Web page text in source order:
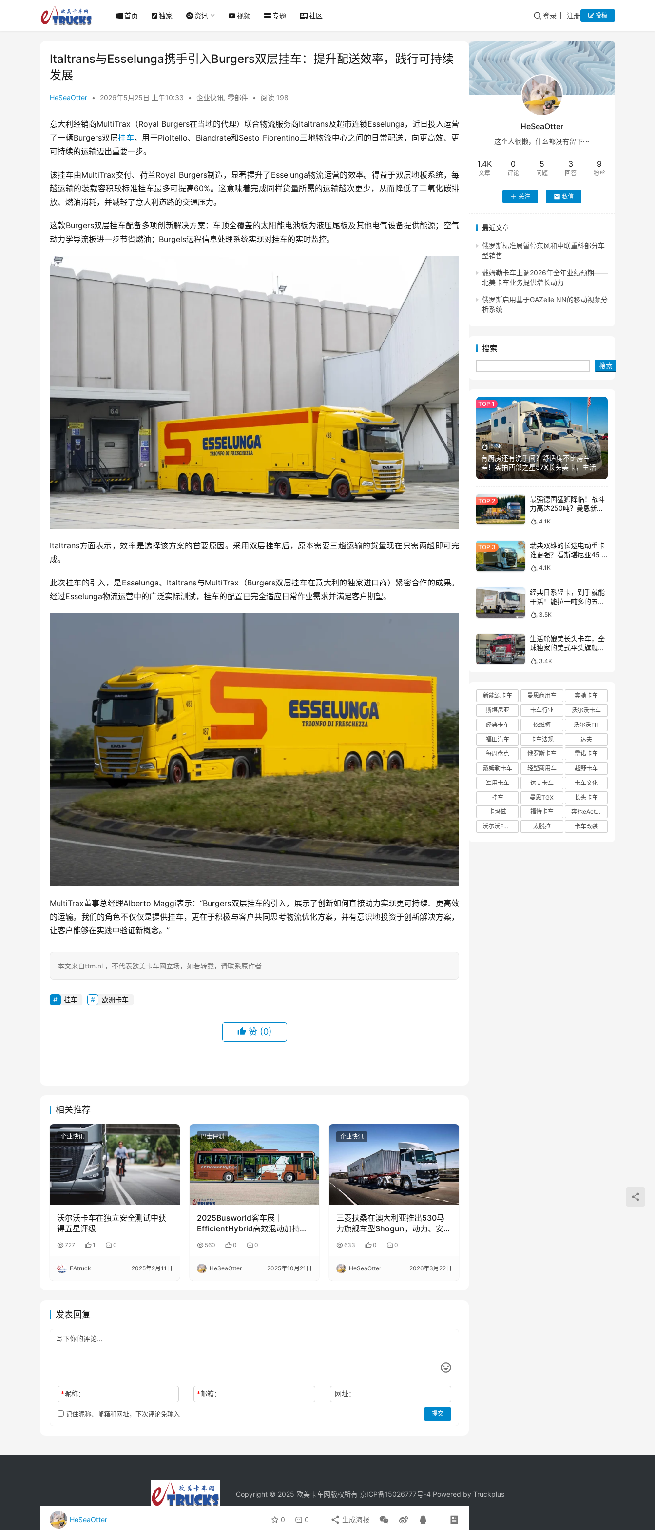
首页 独家 资讯 视频 专题 社区 登录 注册 投稿
Italtrans与Esselunga携手引入Burgers双层挂车：提升配送效率，践行可持续
发展
HeSeaOtter • 2026年5月25日 上午10:33 • 企业快讯, 零部件 • 阅读 198
意大利经销商MultiTrax（Royal Burgers在当地的代理）联合物流服务商Italtrans及超市连锁Esselunga，近日投入运营
了一辆Burgers双层挂车，用于Pioltello、Biandrate和Sesto Fiorentino三地物流中心之间的日常配送，向更高效、更
可持续的运输迈出重要一步。
该挂车由MultiTrax交付、荷兰Royal Burgers制造，显著提升了Esselunga物流运营的效率。得益于双层地板系统，每
趟运输的装载容积较标准挂车最多可提高60%。这意味着完成同样货量所需的运输趟次更少，从而降低了二氧化碳排
放、燃油消耗，并减轻了意大利道路的交通压力。
这款Burgers双层挂车配备多项创新解决方案：车顶全覆盖的太阳能电池板为液压尾板及其他电气设备提供能源；空气
动力学导流板进一步节省燃油；Burgels远程信息处理系统实现对挂车的实时监控。
Italtrans方面表示，效率是选择该方案的首要原因。采用双层挂车后，原本需要三趟运输的货量现在只需两趟即可完
成。
此次挂车的引入，是Esselunga、Italtrans与MultiTrax（Burgers双层挂车在意大利的独家进口商）紧密合作的成果。
经过Esselunga物流运营中的广泛实际测试，挂车的配置已完全适应日常作业需求并满足客户期望。
MultiTrax董事总经理Alberto Maggi表示：“Burgers双层挂车的引入，展示了创新如何直接助力实现更可持续、更高效
的运输。我们的角色不仅仅是提供挂车，更在于积极与客户共同思考物流优化方案，并有意识地投资于创新解决方案，
让客户能够在实践中验证新概念。”
本文来自ttm.nl ，不代表欧美卡车网立场，如若转载，请联系原作者
挂车 欧洲卡车
赞 (0)
HeSeaOtter 0 0 生成海报
相关推荐
企业快讯
沃尔沃卡车在独立安全测试中获
得五星评级
727 1 0
EAtruck 2025年2月11日
巴士评测
2025Busworld客车展｜
EfficientHybrid高效混动加持，
曼恩Lion’s Intercity城际客车上
新
560 0 0
HeSeaOtter 2025年10月21日
企业快讯
三菱扶桑在澳大利亚推出530马
力旗舰车型Shogun，动力、安全
与效率全面升级
633 0 0
HeSeaOtter 2026年3月22日
发表回复
*昵称： *邮箱： 网址：
记住昵称、邮箱和网址，下次评论免输入 提交
HeSeaOtter
这个人很懒，什么都没有留下～
1.4K
文章
0
评论
5
问题
3
回答
9
粉丝
关注 私信
最近文章
俄罗斯标准局暂停东风和中联重科部分车
型销售
戴姆勒卡车上调2026年全年业绩预期——
北美卡车业务提供增长动力
俄罗斯启用基于GAZelle NN的移动视频分
析系统
搜索
搜索
5.6K
有厨房还有洗手间？舒适度不比房车
差！实拍西部之星57X长头美卡，生活舱
加长这么多？
最强德国猛狮降临！战斗
力高达250吨？曼恩新款
TGX大件牵引车深入解析
4.1K
瑞典双雄的长途电动重卡
谁更强？看斯堪尼亚45 R
与沃尔沃FH Aero Electric
同台竞技！
4.1K
经典日系轻卡，到手就能
干活！能拉一吨多的五十
铃NLR工作车实拍
3.5K
生活舱媲美长头卡车，全
球独家的美式平头旗舰！
亮相布里斯班卡车展的肯
沃斯K220牵引车实拍
3.4K
新能源卡车 曼恩商用车
奔驰卡车
斯堪尼亚
卡车行业
沃尔沃卡车
经典卡车
依维柯
沃尔沃FH
福田汽车
卡车法规
达夫
每周盘点
俄罗斯卡车
雷诺卡车
戴姆勒卡车
轻型商用车
越野卡车
军用卡车
达夫卡车
卡车文化
挂车
曼恩TGX
长头卡车
卡玛兹
福特卡车
奔驰eActros 600
沃尔沃FH Aero
太脱拉 卡车改装
Copyright © 2025 欧美卡车网版权所有 京ICP备15026777号-4 Powered by Truckplus